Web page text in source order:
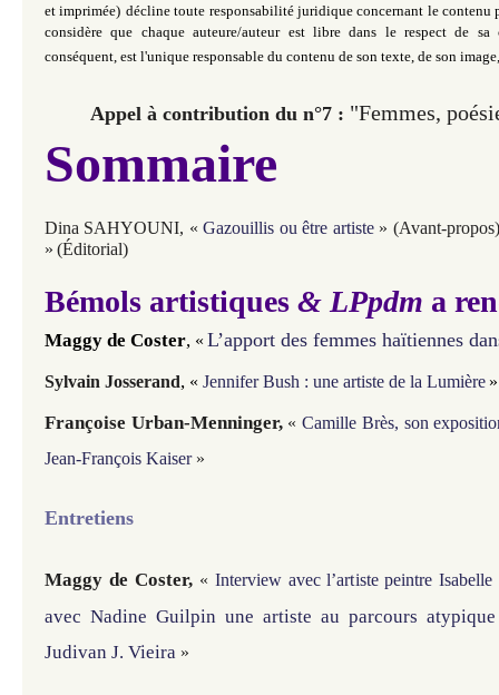
et imprimée) décline toute responsabilité juridique concernant le contenu
considère que chaque auteure/auteur est libre dans le respect de sa
conséquent, est l'unique responsable du contenu de son texte, de son
Appel à contribution du n°7 : "Femmes,
Sommaire
Dina SAHYOUNI, «Gazouillis ou être artiste » (Avant-
» (Éditorial)
Bémols artistiques & LPpdm a
Maggy de Coster, « L’apport des femmes haïtiennes
Sylvain Josserand, « Jennifer Bush : une artiste de la Lumière »
Françoise Urban-Menninger, « Camille Brès, son
Jean-François Kaiser »
Entretiens
Maggy de Coster, « Interview avec l’artiste peintre
avec Nadine Guilpin une artiste au parcours atypique
Judivan J. Vieira »